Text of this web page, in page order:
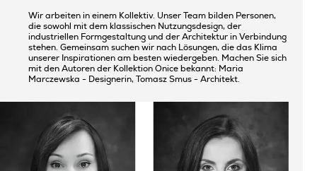
Wir arbeiten in einem Kollektiv. Unser Team bilden Personen,
die sowohl mit dem klassischen Nutzungsdesign, der
industriellen Formgestaltung und der Architektur in Verbindung
stehen. Gemeinsam suchen wir nach Lösungen, die das Klima
unserer Inspirationen am besten wiedergeben. Machen Sie sich
mit den Autoren der Kollektion Onice bekannt: Maria
Marczewska - Designerin, Tomasz Smus - Architekt.